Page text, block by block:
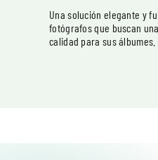
Una solución elegante y
fotógrafos que buscan
calidad para sus álbumes.